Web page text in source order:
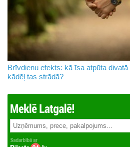
Brīvdienu efekts: kā īsa atpūta
kādēļ tas strādā?